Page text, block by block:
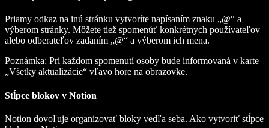
Priamy odkaz na inú stránku vytvoríte napísaním znaku „@“ a
výberom stránky. Môžete tiež spomenúť konkrétnych používateľov
alebo odberateľov zadaním „@“ a výberom ich mena.
Poznámka: Pri každom spomenutí osoby bude informovaná v karte
„Všetky aktualizácie“ vľavo hore na obrazovke.
Stĺpce blokov v Notion
Notion dovoľuje organizovať bloky vedľa seba. Ako vytvoriť stĺpce